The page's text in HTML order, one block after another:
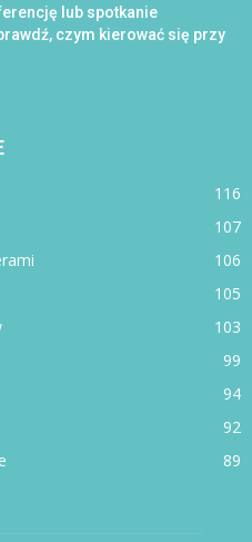
lub spotkanie
czym kierować się przy
116
107
106
105
103
99
94
92
89